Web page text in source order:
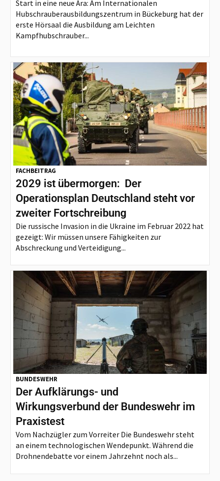
Start in eine neue Ära: Am Internationalen
Hubschrauberausbildungszentrum in Bückeburg hat der
erste Hörsaal die Ausbildung am Leichten
Kampfhubschrauber...
FACHBEITRAG
2029 ist übermorgen: Der
Operationsplan Deutschland steht vor
zweiter Fortschreibung
Die russische Invasion in die Ukraine im Februar 2022 hat
gezeigt: Wir müssen unsere Fähigkeiten zur
Abschreckung und Verteidigung...
BUNDESWEHR
Der Aufklärungs- und
Wirkungsverbund der Bundeswehr im
Praxistest
Vom Nachzügler zum Vorreiter Die Bundeswehr steht
an einem technologischen Wendepunkt. Während die
Drohnendebatte vor einem Jahrzehnt noch als...